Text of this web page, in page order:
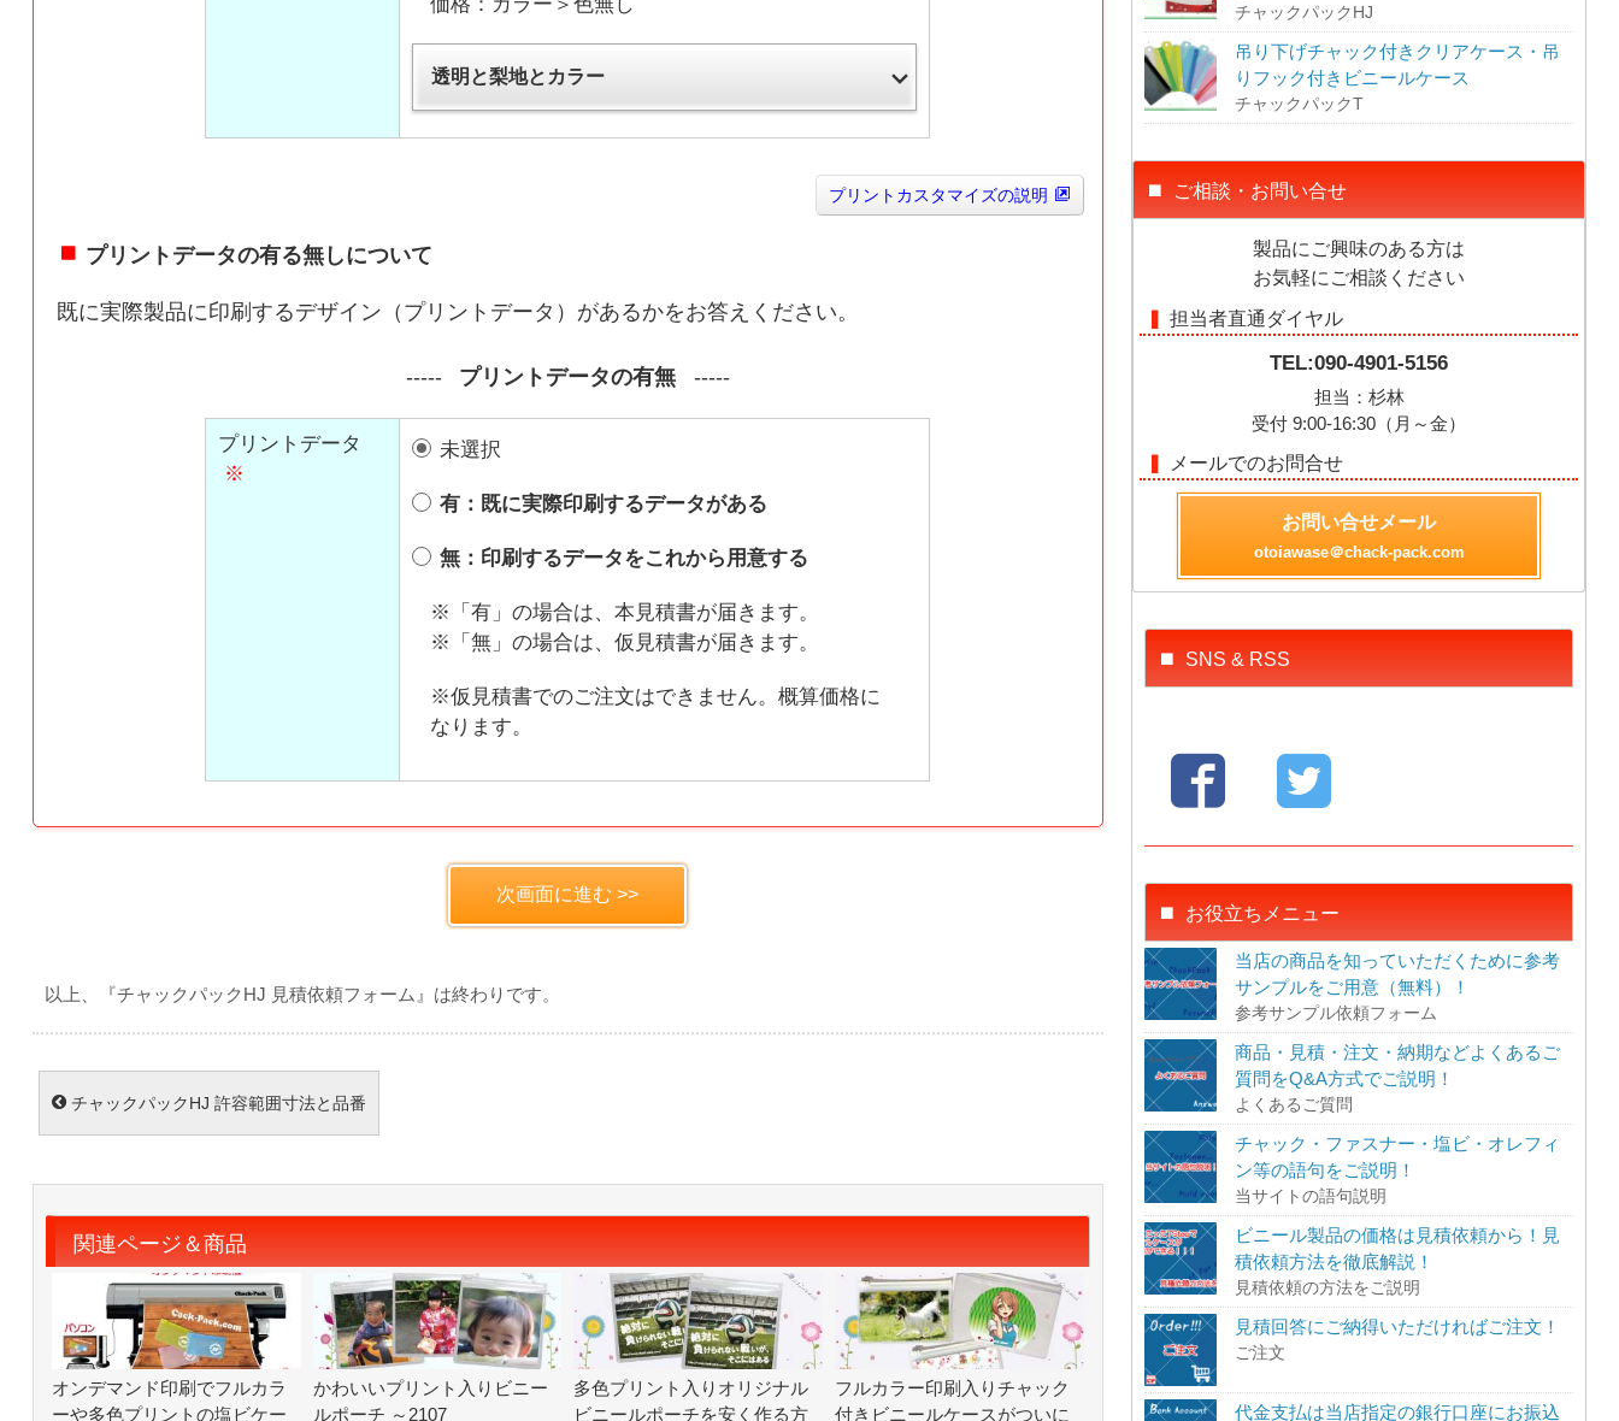
透明と梨地とカラー
プリントカスタマイズの説明
プリントデータの有る無しについて
既に実際製品に印刷するデザイン（プリントデータ）があるかをお答えください。
プリントデータの有無
プリントデータ
※
未選択
有：既に実際印刷するデータがある
無：印刷するデータをこれから用意する
※「有」の場合は、本見積書が届きます。
※「無」の場合は、仮見積書が届きます。
※仮見積書でのご注文はできません。概算価格に
なります。
以上、『チャックパックHJ 見積依頼フォーム』は終わりです。
チャックパックHJ 許容範囲寸法と品番
関連ページ＆商品
オンデマンド印刷でフルカラ
ーや多色プリントの塩ビケー
かわいいプリント入りビニー
ルポーチ ～2107
多色プリント入りオリジナル
ビニールポーチを安く作る方
フルカラー印刷入りチャック
付きビニールケースがついに
チャックパックHJ
吊り下げチャック付きクリアケース・吊
りフック付きビニールケース
チャックパックT
ご相談・お問い合せ
製品にご興味のある方は
お気軽にご相談ください
担当者直通ダイヤル
TEL:090-4901-5156
担当：杉林
受付 9:00-16:30（月～金）
メールでのお問合せ
お問い合せメール
otoiawase＠chack-pack.com
SNS & RSS
お役立ちメニュー
当店の商品を知っていただくために参考
サンプルをご用意（無料）！
参考サンプル依頼フォーム
商品・見積・注文・納期などよくあるご
質問をQ&A方式でご説明！
よくあるご質問
チャック・ファスナー・塩ビ・オレフィ
ン等の語句をご説明！
当サイトの語句説明
ビニール製品の価格は見積依頼から！見
積依頼方法を徹底解説！
見積依頼の方法をご説明
見積回答にご納得いただければご注文！
ご注文
代金支払は当店指定の銀行口座にお振込